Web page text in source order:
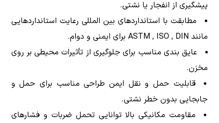
پیشگیری از انفجار یا نشتی.
مطابقت با استانداردهای بین المللی رعایت استانداردهایی
مانند ASTM , ISO , DIN برای ایمنی و دوام.
عایق بندی مناسب برای جلوگیری از تأثیرات محیطی بر روی
مخزن.
قابلیت حمل و نقل ایمن طراحی مناسب برای حمل و
جابجایی بدون خطر نشتی.
مقاومت مکانیکی بالا توانایی تحمل ضربات و فشارهای